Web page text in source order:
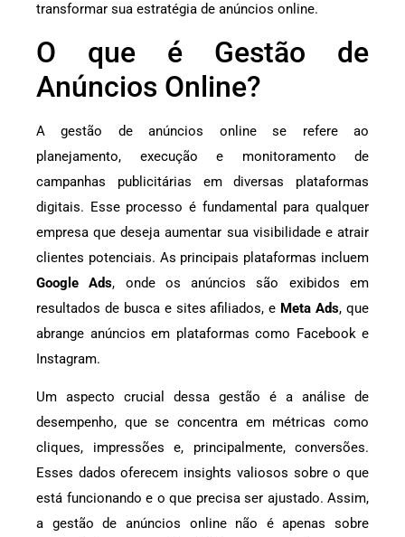
transformar sua estratégia de anúncios online.
O que é Gestão de
Anúncios Online?
A gestão de anúncios online se refere ao
planejamento, execução e monitoramento de
campanhas publicitárias em diversas plataformas
digitais. Esse processo é fundamental para qualquer
empresa que deseja aumentar sua visibilidade e atrair
clientes potenciais. As principais plataformas incluem
Google Ads, onde os anúncios são exibidos em
resultados de busca e sites afiliados, e Meta Ads, que
abrange anúncios em plataformas como Facebook e
Instagram.
Um aspecto crucial dessa gestão é a análise de
desempenho, que se concentra em métricas como
cliques, impressões e, principalmente, conversões.
Esses dados oferecem insights valiosos sobre o que
está funcionando e o que precisa ser ajustado. Assim,
a gestão de anúncios online não é apenas sobre